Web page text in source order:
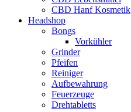
CBD Hanf Kosmetik
Headshop
Bongs
Vorkühler
Grinder
Pfeifen
Reiniger
Aufbewahrung
Feuerzeuge
Drehtabletts